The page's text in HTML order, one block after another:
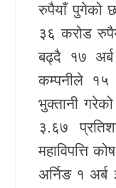
रुपैयाँ पुगेको
३६ करोड
बढ्दै १७
कम्पनीले १५
भुक्तानी
३.६७
महाविपत्ति
अर्निङ १